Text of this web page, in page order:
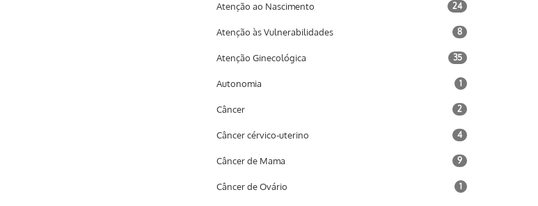
Atenção ao Nascimento 24
Atenção às Vulnerabilidades 8
Atenção Ginecológica 35
Autonomia 1
Câncer 2
Câncer cérvico-uterino 4
Câncer de Mama 9
Câncer de Ovário 1